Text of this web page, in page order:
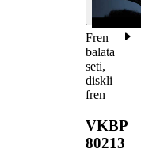
Fren
balata
seti,
diskli
fren
VKBP
80213